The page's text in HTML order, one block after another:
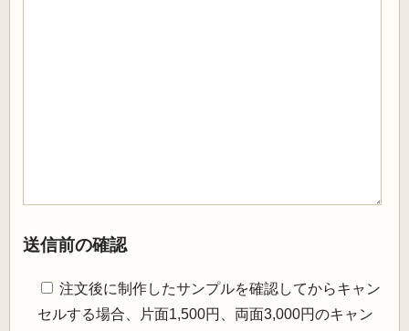
送信前の確認
注文後に制作したサンプルを確認してからキャン
セルする場合、片面1,500円、両面3,000円のキャン